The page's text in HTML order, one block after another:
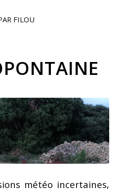
FILOU
météo incertaines,